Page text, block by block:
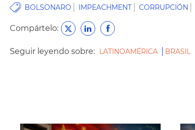
BOLSONARO IMPEACHMENT CORRUPCIÓN
Compártelo:
Seguir leyendo sobre: LATINOAMÉRICA BRASIL